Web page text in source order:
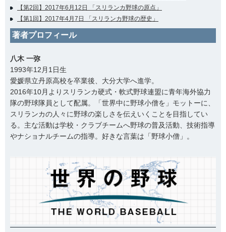
【第2回】2017年6月12日 「スリランカ野球の原点」
【第1回】2017年4月7日 「スリランカ野球の歴史」
著者プロフィール
八木 一弥
1993年12月1日生
愛媛県立丹原高校を卒業後、大分大学へ進学。
2016年10月よりスリランカ硬式・軟式野球連盟に青年海外協力
隊の野球隊員として配属。「世界中に野球小僧を」モットーに、
スリランカの人々に野球の楽しさを伝えいくことを目指してい
る。主な活動は学校・クラブチームへ野球の普及活動、技術指導
やナショナルチームの指導。好きな言葉は「野球小僧」。